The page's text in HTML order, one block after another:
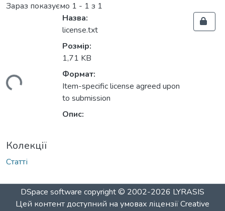
Зараз показуємо 1 - 1 з 1
Назва:
license.txt
Розмір:
1,71 KB
Формат:
Item-specific license agreed upon
to submission
Опис:
Колекції
Статті
DSpace software copyright © 2002-2026 LYRASIS
Цей контент доступний на умовах ліцензіїCreative